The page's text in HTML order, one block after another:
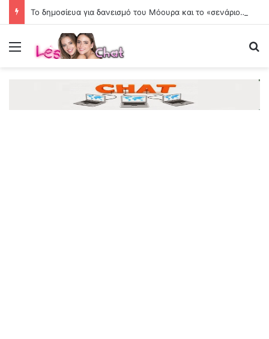
Το δημοσίευα για δανεισμό του Μόουρα και το «σενάριο» για τον Βίνια
Menu